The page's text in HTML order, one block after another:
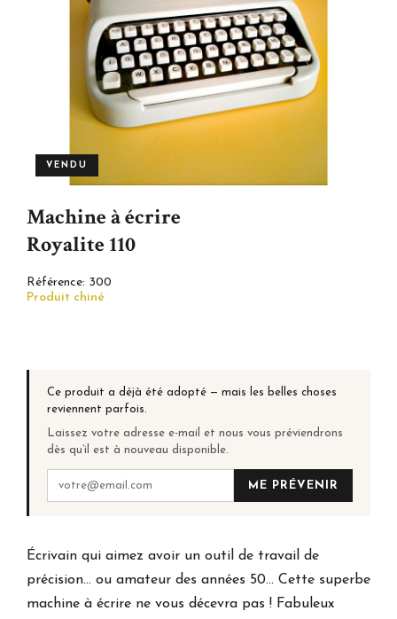
VENDU
Machine à écrire
Royalite 110
Référence: 300
Produit chiné
Ce produit a déjà été adopté — mais les belles choses
reviennent parfois.
Laissez votre adresse e-mail et nous vous préviendrons
dès qu’il est à nouveau disponible.
ME PRÉVENIR
Écrivain qui aimez avoir un outil de travail de
précision... ou amateur des années 50... Cette superbe
machine à écrire ne vous décevra pas ! Fabuleux